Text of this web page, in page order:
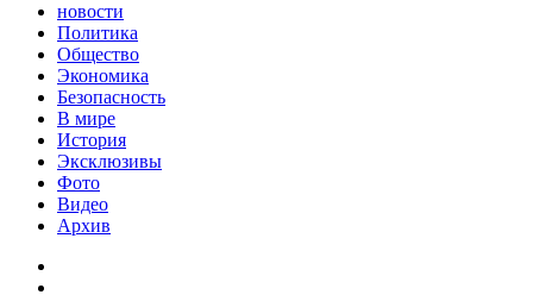
новости
Политика
Общество
Экономика
Безопасность
В мире
История
Эксклюзивы
Фото
Видео
Архив